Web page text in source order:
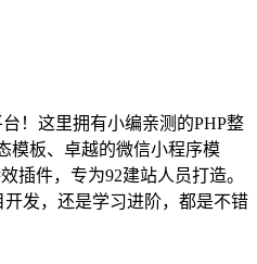
！这里拥有小编亲测的PHP整
模板、卓越的微信小程序模
插件，专为92建站人员打造。
发，还是学习进阶，都是不错